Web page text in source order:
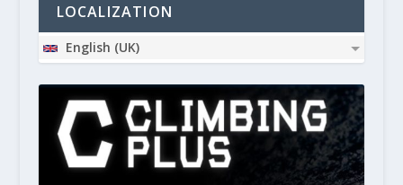
LOCALIZATION
English (UK)